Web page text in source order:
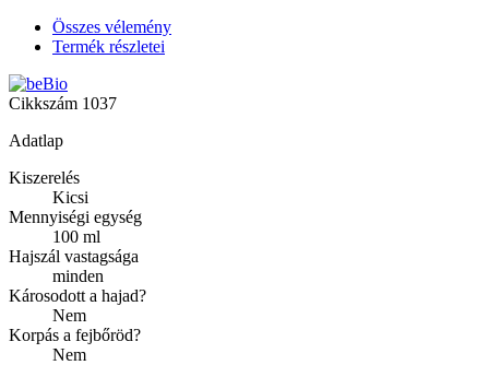
Összes vélemény
Termék részletei
Cikkszám 1037
Adatlap
Kiszerelés
Kicsi
Mennyiségi egység
100 ml
Hajszál vastagsága
minden
Károsodott a hajad?
Nem
Korpás a fejbőröd?
Nem